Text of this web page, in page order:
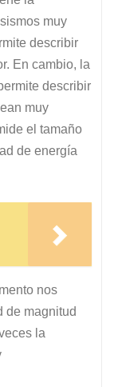
muy
describir
En cambio, la
describir
muy
el tamaño
de energía
nos
de magnitud
la